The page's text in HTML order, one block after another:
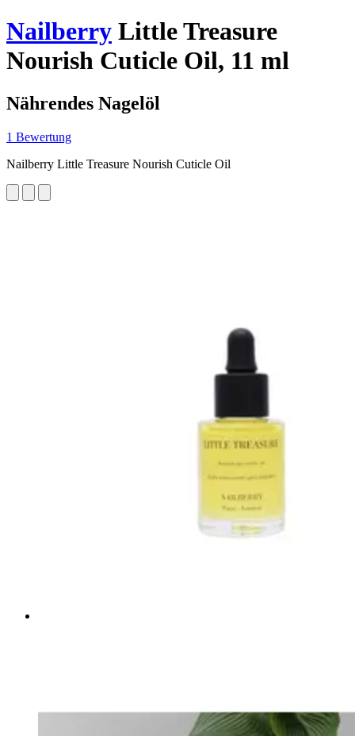
Nailberry Little Treasure
Nourish Cuticle Oil, 11 ml
Nährendes Nagelöl
1 Bewertung
Nailberry Little Treasure Nourish Cuticle Oil